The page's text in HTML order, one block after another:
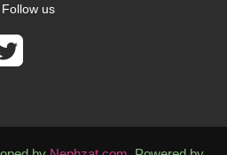
Follow us